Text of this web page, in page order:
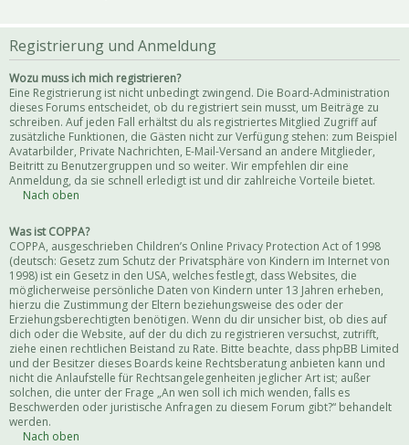
Registrierung und Anmeldung
Wozu muss ich mich registrieren?
Eine Registrierung ist nicht unbedingt zwingend. Die Board-Administration
dieses Forums entscheidet, ob du registriert sein musst, um Beiträge zu
schreiben. Auf jeden Fall erhältst du als registriertes Mitglied Zugriff auf
zusätzliche Funktionen, die Gästen nicht zur Verfügung stehen: zum Beispiel
Avatarbilder, Private Nachrichten, E-Mail-Versand an andere Mitglieder,
Beitritt zu Benutzergruppen und so weiter. Wir empfehlen dir eine
Anmeldung, da sie schnell erledigt ist und dir zahlreiche Vorteile bietet.
Nach oben
Was ist COPPA?
COPPA, ausgeschrieben Children’s Online Privacy Protection Act of 1998
(deutsch: Gesetz zum Schutz der Privatsphäre von Kindern im Internet von
1998) ist ein Gesetz in den USA, welches festlegt, dass Websites, die
möglicherweise persönliche Daten von Kindern unter 13 Jahren erheben,
hierzu die Zustimmung der Eltern beziehungsweise des oder der
Erziehungsberechtigten benötigen. Wenn du dir unsicher bist, ob dies auf
dich oder die Website, auf der du dich zu registrieren versuchst, zutrifft,
ziehe einen rechtlichen Beistand zu Rate. Bitte beachte, dass phpBB Limited
und der Besitzer dieses Boards keine Rechtsberatung anbieten kann und
nicht die Anlaufstelle für Rechtsangelegenheiten jeglicher Art ist; außer
solchen, die unter der Frage „An wen soll ich mich wenden, falls es
Beschwerden oder juristische Anfragen zu diesem Forum gibt?“ behandelt
werden.
Nach oben